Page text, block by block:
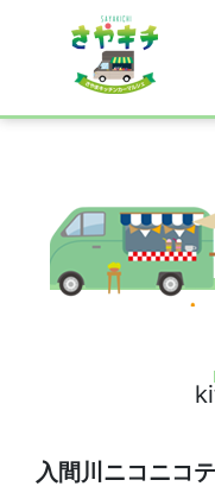
入間川ニコニコ